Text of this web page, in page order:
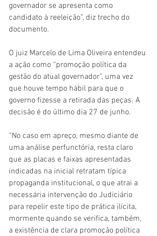
governador se apresenta como
candidato à reeleição”, diz trecho do
documento.
O juiz Marcelo de Lima Oliveira entendeu
a ação como “promoção política da
gestão do atual governador”, uma vez
que houve tempo hábil para que o
governo fizesse a retirada das peças. A
decisão é do último dia 27 de junho.
“No caso em apreço, mesmo diante de
uma análise perfunctória, resta claro
que as placas e faixas apresentadas
indicadas na inicial retratam típica
propaganda institucional, o que atrai a
necessária intervenção do Judiciário
para repelir este tipo de prática ilícita,
mormente quando se verifica, também,
a existência de clara promoção política